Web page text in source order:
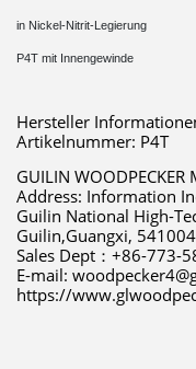
in Nickel-Nitrit-Legierung
P4T mit Innengewinde
Hersteller
Artikelnummer: P4T
GUILIN WOODPECKER
Address: Information
Guilin National High-
Guilin,Guangxi,
Sales Dept：+86-773-
E-mail:
https://